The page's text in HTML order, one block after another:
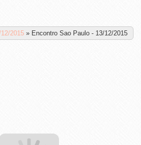
2015 » Encontro Sao Paulo - 13/12/2015